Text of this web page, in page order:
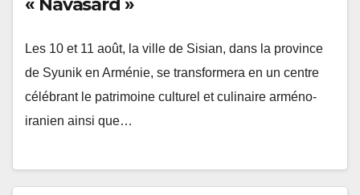
Les 10 et 11 août, la ville de Sisian, dans la province
de Syunik en Arménie, se transformera en un centre
célébrant le patrimoine culturel et culinaire arméno-
iranien ainsi que…